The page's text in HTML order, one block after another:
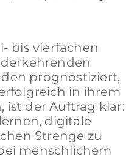
bis vierfachen
prognostiziert,
in ihrem
ist der Auftrag klar:
digitale
Strenge zu
menschlichem